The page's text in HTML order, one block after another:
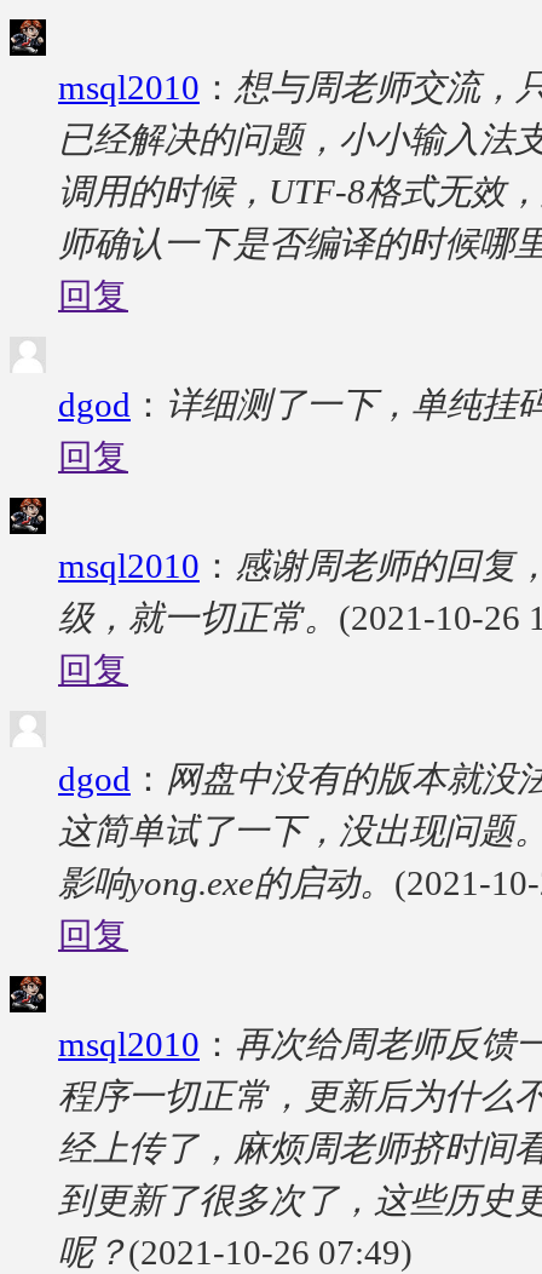
msql2010 ： 想与周老师交流，
已经解决的问题，小小输入法
调用的时候，UTF-8格式无效
师确认一下是否编译的时候哪
回复
dgod ： 详细测了一下，单纯挂
回复
msql2010 ： 感谢周老师的回复
级，就一切正常。 (2021-10-26
回复
dgod ： 网盘中没有的版本就没
这简单试了一下，没出现问题
影响yong.exe的启动。 (2021-
回复
msql2010 ： 再次给周老师反馈
程序一切正常，更新后为什么
经上传了，麻烦周老师挤时间
到更新了很多次了，这些历史
呢？(2021-10-26 07:49)